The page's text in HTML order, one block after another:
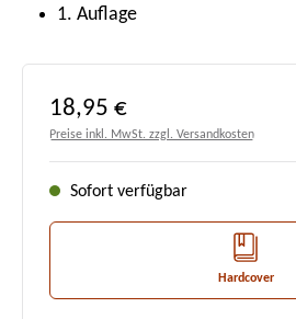
1. Auflage
Regulärer Preis:
18,95 €
Preise inkl. MwSt. zzgl. Versandkosten
Sofort verfügbar
Hardcover